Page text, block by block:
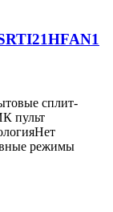
сплит-
пульт
режимы